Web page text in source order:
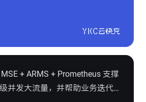
地促进了业务的快速迭代。
+ ARMS + Prometheus 支撑
并发大流量，并帮助业务迭代效